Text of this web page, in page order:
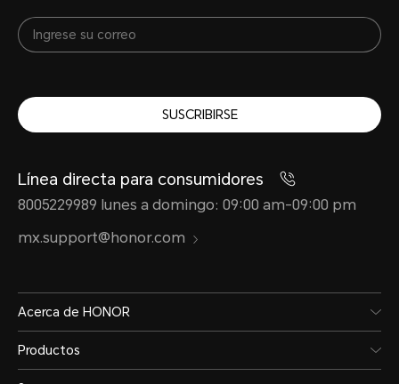
SUSCRIBIRSE
Línea directa para consumidores
8005229989 lunes a domingo: 09:00 am-09:00 pm
mx.support@honor.com
Acerca de HONOR
Productos